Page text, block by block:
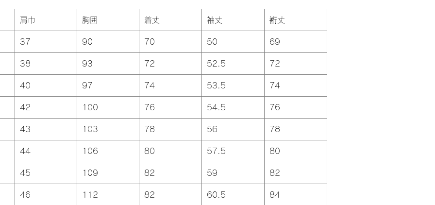
肩巾 胸囲 着丈 袖丈 裄丈
37 90 70 50 69
38 93 72 52.5 72
40 97 74 53.5 74
42 100 76 54.5 76
43 103 78 56 78
44 106 80 57.5 80
45 109 82 59 82
46 112 82 60.5 84